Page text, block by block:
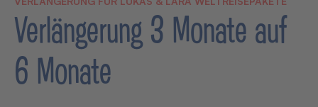
Verlängerung 3 Monate auf
6 Monate